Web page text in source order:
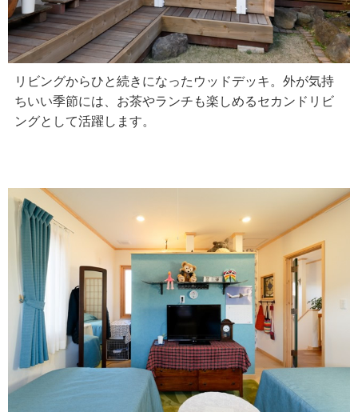
リビングからひと続きになったウッドデッキ。外が気持
ちいい季節には、お茶やランチも楽しめるセカンドリビ
ングとして活躍します。